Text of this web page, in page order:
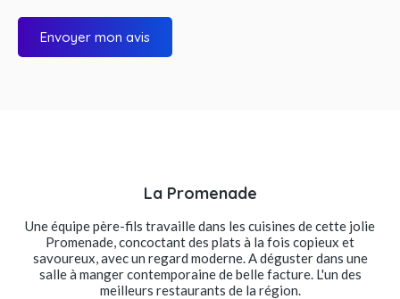
Envoyer mon avis
La Promenade
Une équipe père-fils travaille dans les cuisines de cette jolie
Promenade, concoctant des plats à la fois copieux et
savoureux, avec un regard moderne. A déguster dans une
salle à manger contemporaine de belle facture. L'un des
meilleurs restaurants de la région.